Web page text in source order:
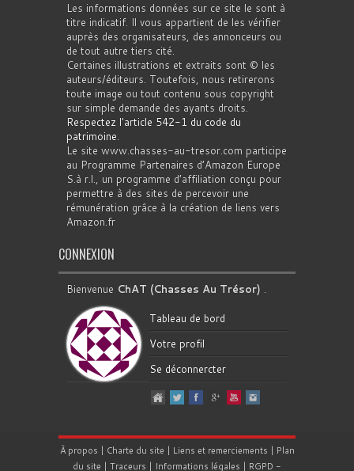
Les informations données sur ce site le sont à
titre indicatif. Il vous appartient de les vérifier
auprès des organisateurs, des annonceurs ou
de tout autre tiers cité.
Certaines illustrations et extraits sont © les
auteurs/éditeurs. Toutefois, nous retirerons
toute image ou tout contenu sous copyright
sur simple demande des ayants droits.
Respectez l'article 542-1 du code du
patrimoine.
Le site www.chasses-au-tresor.com participe
au Programme Partenaires d’Amazon Europe
S.à r.l., un programme d’affiliation conçu pour
permettre à des sites de percevoir une
rémunération grâce à la création de liens vers
Amazon.fr
CONNEXION
Bienvenue ChAT (Chasses Au Trésor) .
Tableau de bord
Votre profil
Se déconnercter
À propos | Charte du site | Liens et remerciements | Plan
du site | Traceurs | Informations légales | RGPD -